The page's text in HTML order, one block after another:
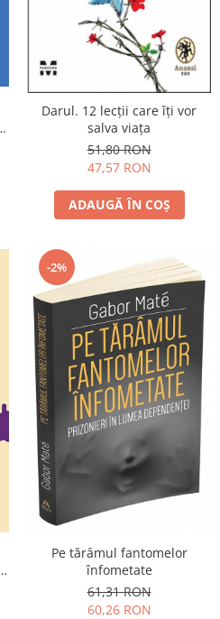
Darul. 12 lecții care îți vor
salva viața
51,80 RON
47,57 RON
ADAUGĂ ÎN COȘ
-2%
Pe tărâmul fantomelor
înfometate
61,31 RON
60,26 RON